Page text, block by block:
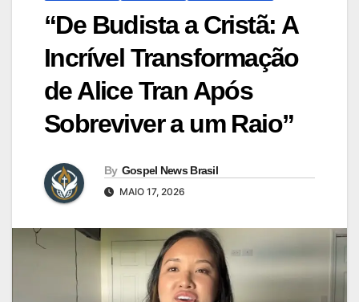
“De Budista a Cristã: A
Incrível Transformação
de Alice Tran Após
Sobreviver a um Raio”
By Gospel News Brasil
MAIO 17, 2026